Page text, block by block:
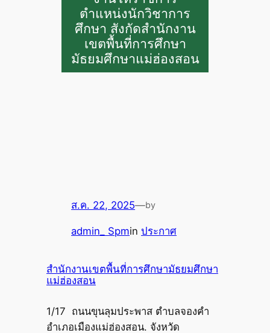
ตำแหน่งนักวิชาการ
ศึกษา สังกัดสำนักงาน
เขตพื้นที่การศึกษา
มัธยมศึกษาแม่ฮ่องสอน
ส.ค. 22, 2025—by
admin_ Spminประกาศ
สำนักงานเขตพื้นที่การศึกษามัธยมศึกษา
แม่ฮ่องสอน
1/17 ถนนขุนลุมประพาส ตำบลจองคำ
อำเภอเมืองแม่ฮ่องสอน. จังหวัด